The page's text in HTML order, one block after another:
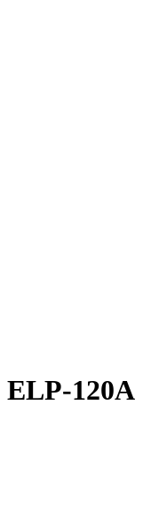
ELP-120A